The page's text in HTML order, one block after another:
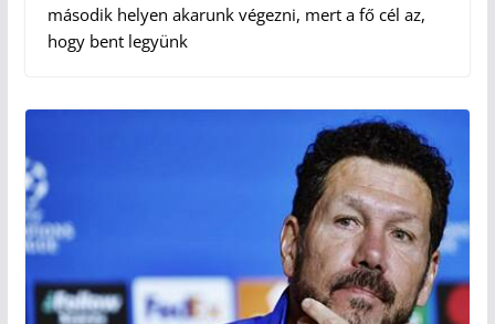
második helyen akarunk végezni, mert a fő cél az,
hogy bent legyünk